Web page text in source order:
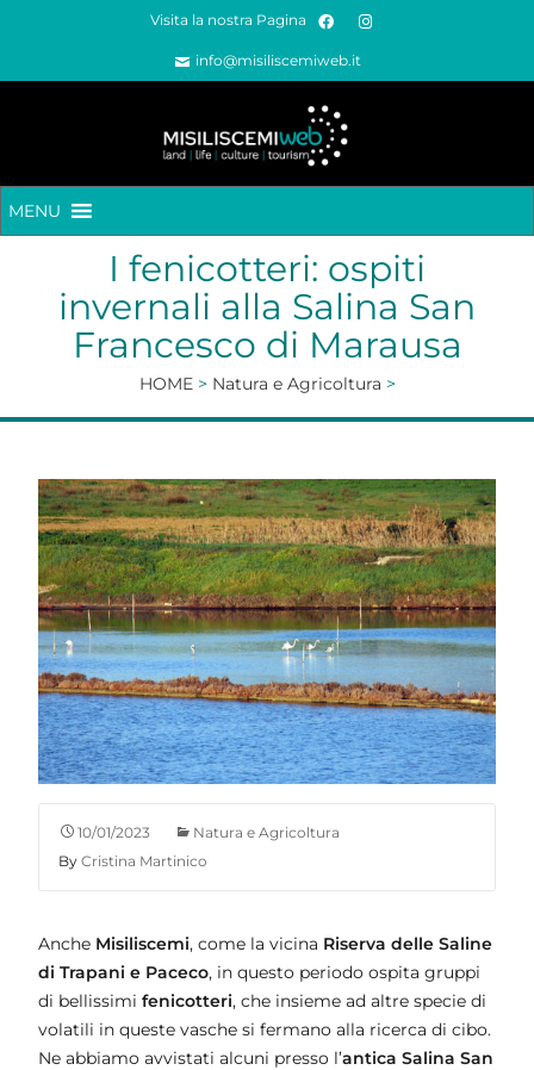
Visita la nostra Pagina
info@misiliscemiweb.it
MENU
I fenicotteri: ospiti
invernali alla Salina San
Francesco di Marausa
HOME> Natura e Agricoltura >
10/01/2023
Natura e Agricoltura
By Cristina Martinico
Anche Misiliscemi, come la vicina Riserva delle Saline
di Trapani e Paceco, in questo periodo ospita gruppi
di bellissimi fenicotteri, che insieme ad altre specie di
volatili in queste vasche si fermano alla ricerca di cibo.
Ne abbiamo avvistati alcuni presso l’antica Salina San